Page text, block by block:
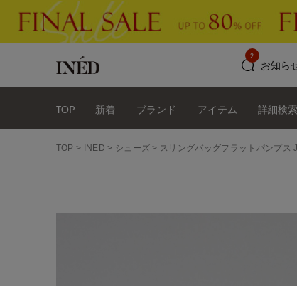
お知ら
2
TOP 新着 ブランド アイテム 詳細検索
TOP INED シューズ スリングバッグフラットパンプス